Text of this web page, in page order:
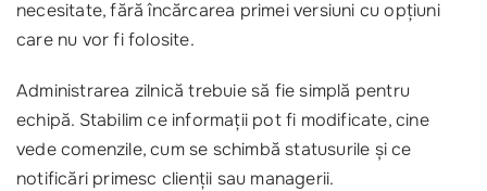
necesitate, fără încărcarea primei versiuni cu opțiuni
care nu vor fi folosite.
Administrarea zilnică trebuie să fie simplă pentru
echipă. Stabilim ce informații pot fi modificate, cine
vede comenzile, cum se schimbă statusurile și ce
notificări primesc clienții sau managerii.